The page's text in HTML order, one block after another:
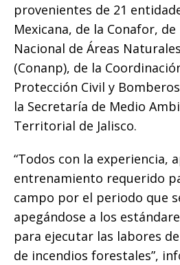
provenientes de 21
Mexicana, de la Conafor,
Nacional de Áreas
(Conanp), de la
Protección Civil y
la Secretaría de Medio
Territorial de Jalisco.
“Todos con la experiencia,
entrenamiento requerido
campo por el periodo que
apegándose a los
para ejecutar las labores
de incendios forestales”,